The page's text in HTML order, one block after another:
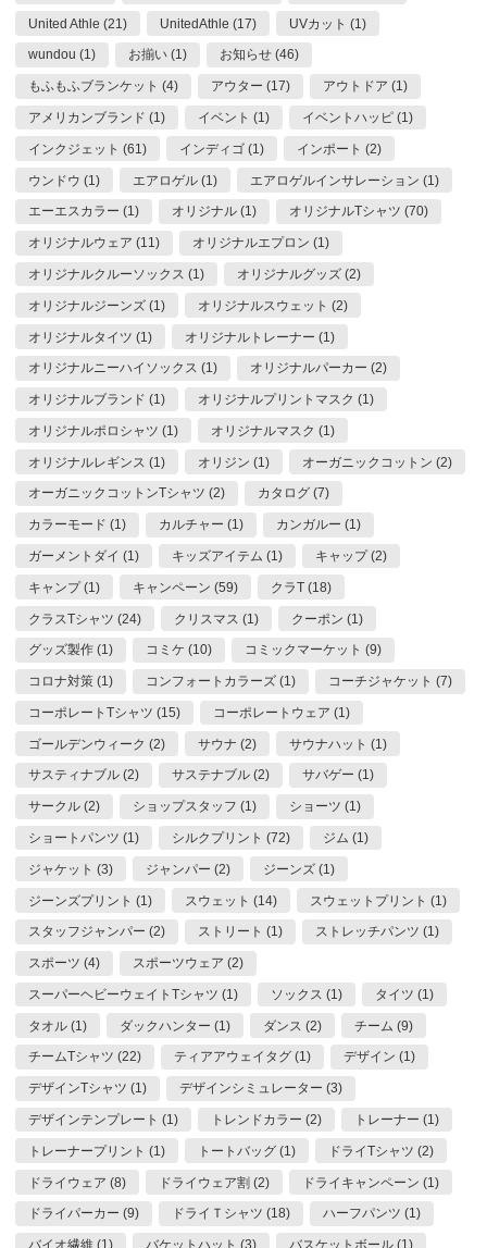
United Athle (21) UnitedAthle (17) UVカット (1)
wundou (1) お揃い (1) お知らせ (46)
もふもふブランケット (4) アウター (17) アウトドア (1)
アメリカンブランド (1) イベント (1) イベントハッピ (1)
インクジェット (61) インディゴ (1) インポート (2)
ウンドウ (1) エアロゲル (1) エアロゲルインサレーション (1)
エーエスカラー (1) オリジナル (1) オリジナルTシャツ (70)
オリジナルウェア (11) オリジナルエプロン (1)
オリジナルクルーソックス (1) オリジナルグッズ (2)
オリジナルジーンズ (1) オリジナルスウェット (2)
オリジナルタイツ (1) オリジナルトレーナー (1)
オリジナルニーハイソックス (1) オリジナルパーカー (2)
オリジナルブランド (1) オリジナルプリントマスク (1)
オリジナルポロシャツ (1) オリジナルマスク (1)
オリジナルレギンス (1) オリジン (1) オーガニックコットン (2)
オーガニックコットンTシャツ (2) カタログ (7)
カラーモード (1) カルチャー (1) カンガルー (1)
ガーメントダイ (1) キッズアイテム (1) キャップ (2)
キャンプ (1) キャンペーン (59) クラT (18)
クラスTシャツ (24) クリスマス (1) クーポン (1)
グッズ製作 (1) コミケ (10) コミックマーケット (9)
コロナ対策 (1) コンフォートカラーズ (1) コーチジャケット (7)
コーポレートTシャツ (15) コーポレートウェア (1)
ゴールデンウィーク (2) サウナ (2) サウナハット (1)
サスティナブル (2) サステナブル (2) サバゲー (1)
サークル (2) ショップスタッフ (1) ショーツ (1)
ショートパンツ (1) シルクプリント (72) ジム (1)
ジャケット (3) ジャンパー (2) ジーンズ (1)
ジーンズプリント (1) スウェット (14) スウェットプリント (1)
スタッフジャンパー (2) ストリート (1) ストレッチパンツ (1)
スポーツ (4) スポーツウェア (2)
スーパーヘビーウェイトTシャツ (1) ソックス (1) タイツ (1)
タオル (1) ダックハンター (1) ダンス (2) チーム (9)
チームTシャツ (22) ティアアウェイタグ (1) デザイン (1)
デザインTシャツ (1) デザインシミュレーター (3)
デザインテンプレート (1) トレンドカラー (2) トレーナー (1)
トレーナープリント (1) トートバッグ (1) ドライTシャツ (2)
ドライウェア (8) ドライウェア割 (2) ドライキャンペーン (1)
ドライパーカー (9) ドライＴシャツ (18) ハーフパンツ (1)
バイオ繊維 (1) バケットハット (3) バスケットボール (1)